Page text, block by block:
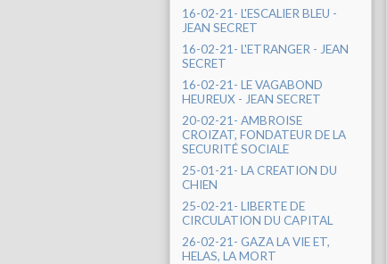
16-02-21- L'ESCALIER BLEU -
JEAN SECRET
16-02-21- L'ETRANGER - JEAN
SECRET
16-02-21- LE VAGABOND
HEUREUX - JEAN SECRET
20-02-21- AMBROISE
CROIZAT, FONDATEUR DE LA
SECURITÉ SOCIALE
25-01-21- LA CREATION DU
CHIEN
25-02-21- LIBERTE DE
CIRCULATION DU CAPITAL
26-02-21- GAZA LA VIE ET,
HELAS, LA MORT